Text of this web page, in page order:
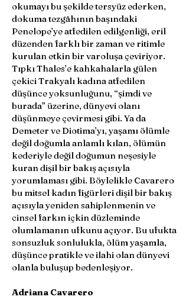
okumayı bu şekilde tersyüz ederken,
dokuma tezgâhının başındaki
Penelope’ye atfedilen edilgenliği, eril
düzenden farklı bir zaman ve ritimle
kurulan etkin bir varoluşa çeviriyor.
Tıpkı Thales’e kahkahalarla gülen
çekici Trakyalı kadına atfedilen
düşünce yoksunluğunu, “şimdi ve
burada” üzerine, dünyevi olanı
düşünmeye çevirmesi gibi. Ya da
Demeter ve Diotima’yı, yaşamı ölümle
değil doğumla anlamlı kılan, ölümün
kederiyle değil doğumun neşesiyle
kuran dişil bir bakış açısıyla
yorumlaması gibi. Böylelikle Cavarero
bu mitsel kadın figürleri dişil bir bakış
açısıyla yeniden sahiplenmenin ve
cinsel farkın içkin düzleminde
olumlamanın ufkunu açıyor. Bu ufukta
sonsuzluk sonlulukla, ölüm yaşamla,
düşünce pratikle ve ilahi olan dünyevi
olanla buluşup bedenleşiyor.
Adriana Cavarero